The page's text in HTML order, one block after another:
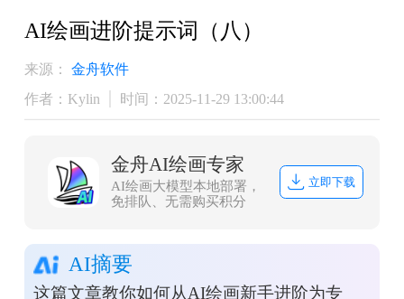
AI绘画进阶提示词（八）
来源：
金舟软件
作者：Kylin
时间：2025-11-29 13:00:44
金舟AI绘画专家
AI绘画大模型本地部署，
免排队、无需购买积分
立即下载
AI摘要
这篇文章教你如何从AI绘画新手进阶为专